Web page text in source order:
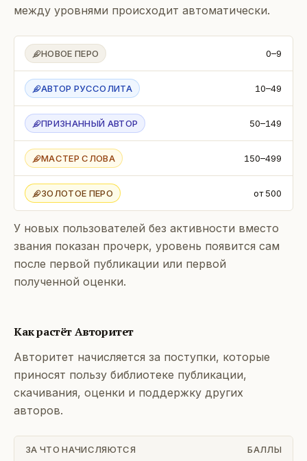
между уровнями происходит автоматически.
НОВОЕ ПЕРО 0–9
АВТОР РУССОЛИТА 10–49
ПРИЗНАННЫЙ АВТОР 50–149
МАСТЕР СЛОВА 150–499
ЗОЛОТОЕ ПЕРО от 500
У новых пользователей без активности вместо
звания показан прочерк, уровень появится сам
после первой публикации или первой
полученной оценки.
Как растёт Авторитет
Авторитет начисляется за поступки, которые
приносят пользу библиотеке публикации,
скачивания, оценки и поддержку других
авторов.
ЗА ЧТО НАЧИСЛЯЮТСЯ БАЛЛЫ